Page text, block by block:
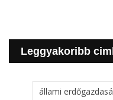
Leggyakoribb
állami